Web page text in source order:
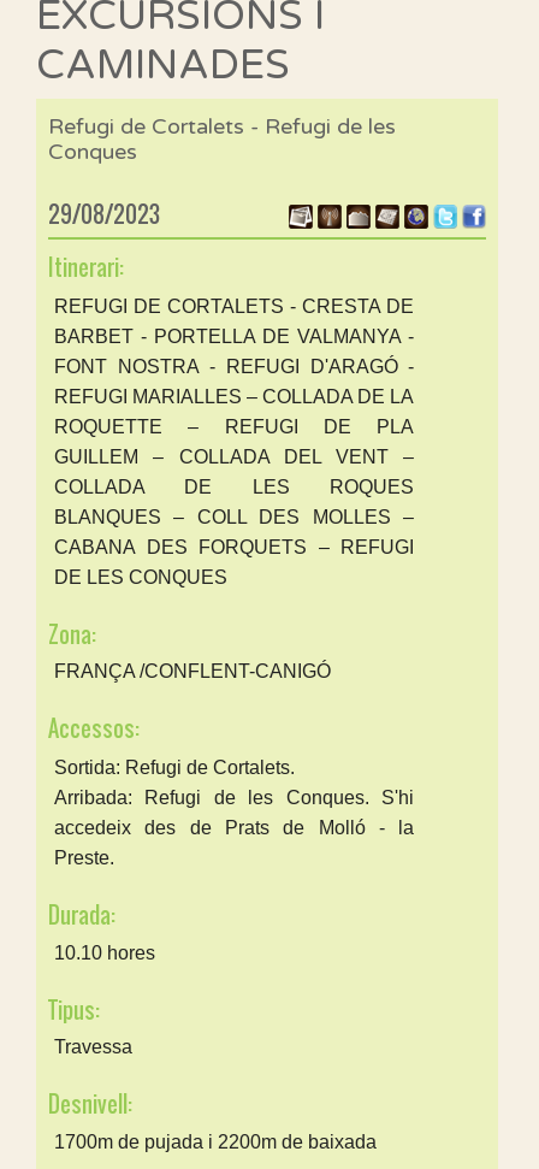
EXCURSIONS I
CAMINADES
Refugi de Cortalets - Refugi de les
Conques
29/08/2023
Itinerari:
REFUGI DE CORTALETS - CRESTA DE
BARBET - PORTELLA DE VALMANYA -
FONT NOSTRA - REFUGI D'ARAGÓ -
REFUGI MARIALLES – COLLADA DE LA
ROQUETTE – REFUGI DE PLA
GUILLEM – COLLADA DEL VENT –
COLLADA DE LES ROQUES
BLANQUES – COLL DES MOLLES –
CABANA DES FORQUETS – REFUGI
DE LES CONQUES
Zona:
FRANÇA /CONFLENT-CANIGÓ
Accessos:
Sortida: Refugi de Cortalets.
Arribada: Refugi de les Conques. S'hi
accedeix des de Prats de Molló - la
Preste.
Durada:
10.10 hores
Tipus:
Travessa
Desnivell:
1700m de pujada i 2200m de baixada